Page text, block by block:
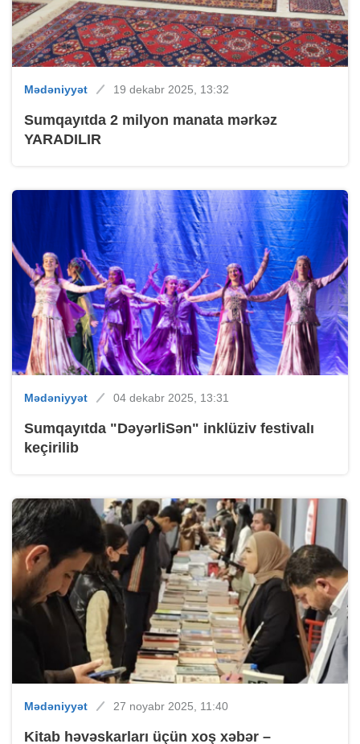
Mədəniyyət 19 dekabr 2025, 13:32
Sumqayıtda 2 milyon manata mərkəz
YARADILIR
Mədəniyyət 04 dekabr 2025, 13:31
Sumqayıtda "DəyərliSən" inklüziv festivalı
keçirilib
Mədəniyyət 27 noyabr 2025, 11:40
Kitab həvəskarları üçün xoş xəbər –